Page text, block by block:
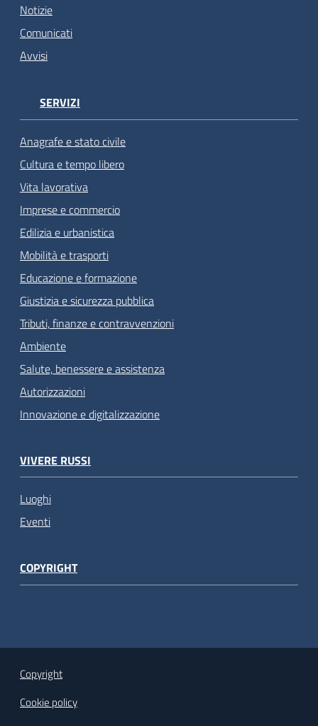
Notizie
Comunicati
Avvisi
SERVIZI
Anagrafe e stato civile
Cultura e tempo libero
Vita lavorativa
Imprese e commercio
Edilizia e urbanistica
Mobilità e trasporti
Educazione e formazione
Giustizia e sicurezza pubblica
Tributi, finanze e contravvenzioni
Ambiente
Salute, benessere e assistenza
Autorizzazioni
Innovazione e digitalizzazione
VIVERE RUSSI
Luoghi
Eventi
COPYRIGHT
Copyright
Cookie policy